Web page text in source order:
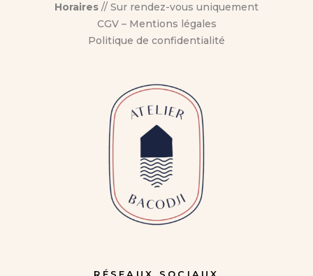
Horaires // Sur rendez-vous uniquement
CGV– Mentions légales
Politique de confidentialité